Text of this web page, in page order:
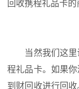
回收携程礼品卡的
当然我们这里
程礼品卡。如果
到财回收进行回